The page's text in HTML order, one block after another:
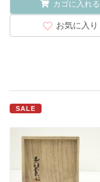
カゴに入れる
お気に入り
SALE